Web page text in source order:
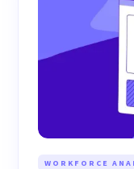
WORKFORCE